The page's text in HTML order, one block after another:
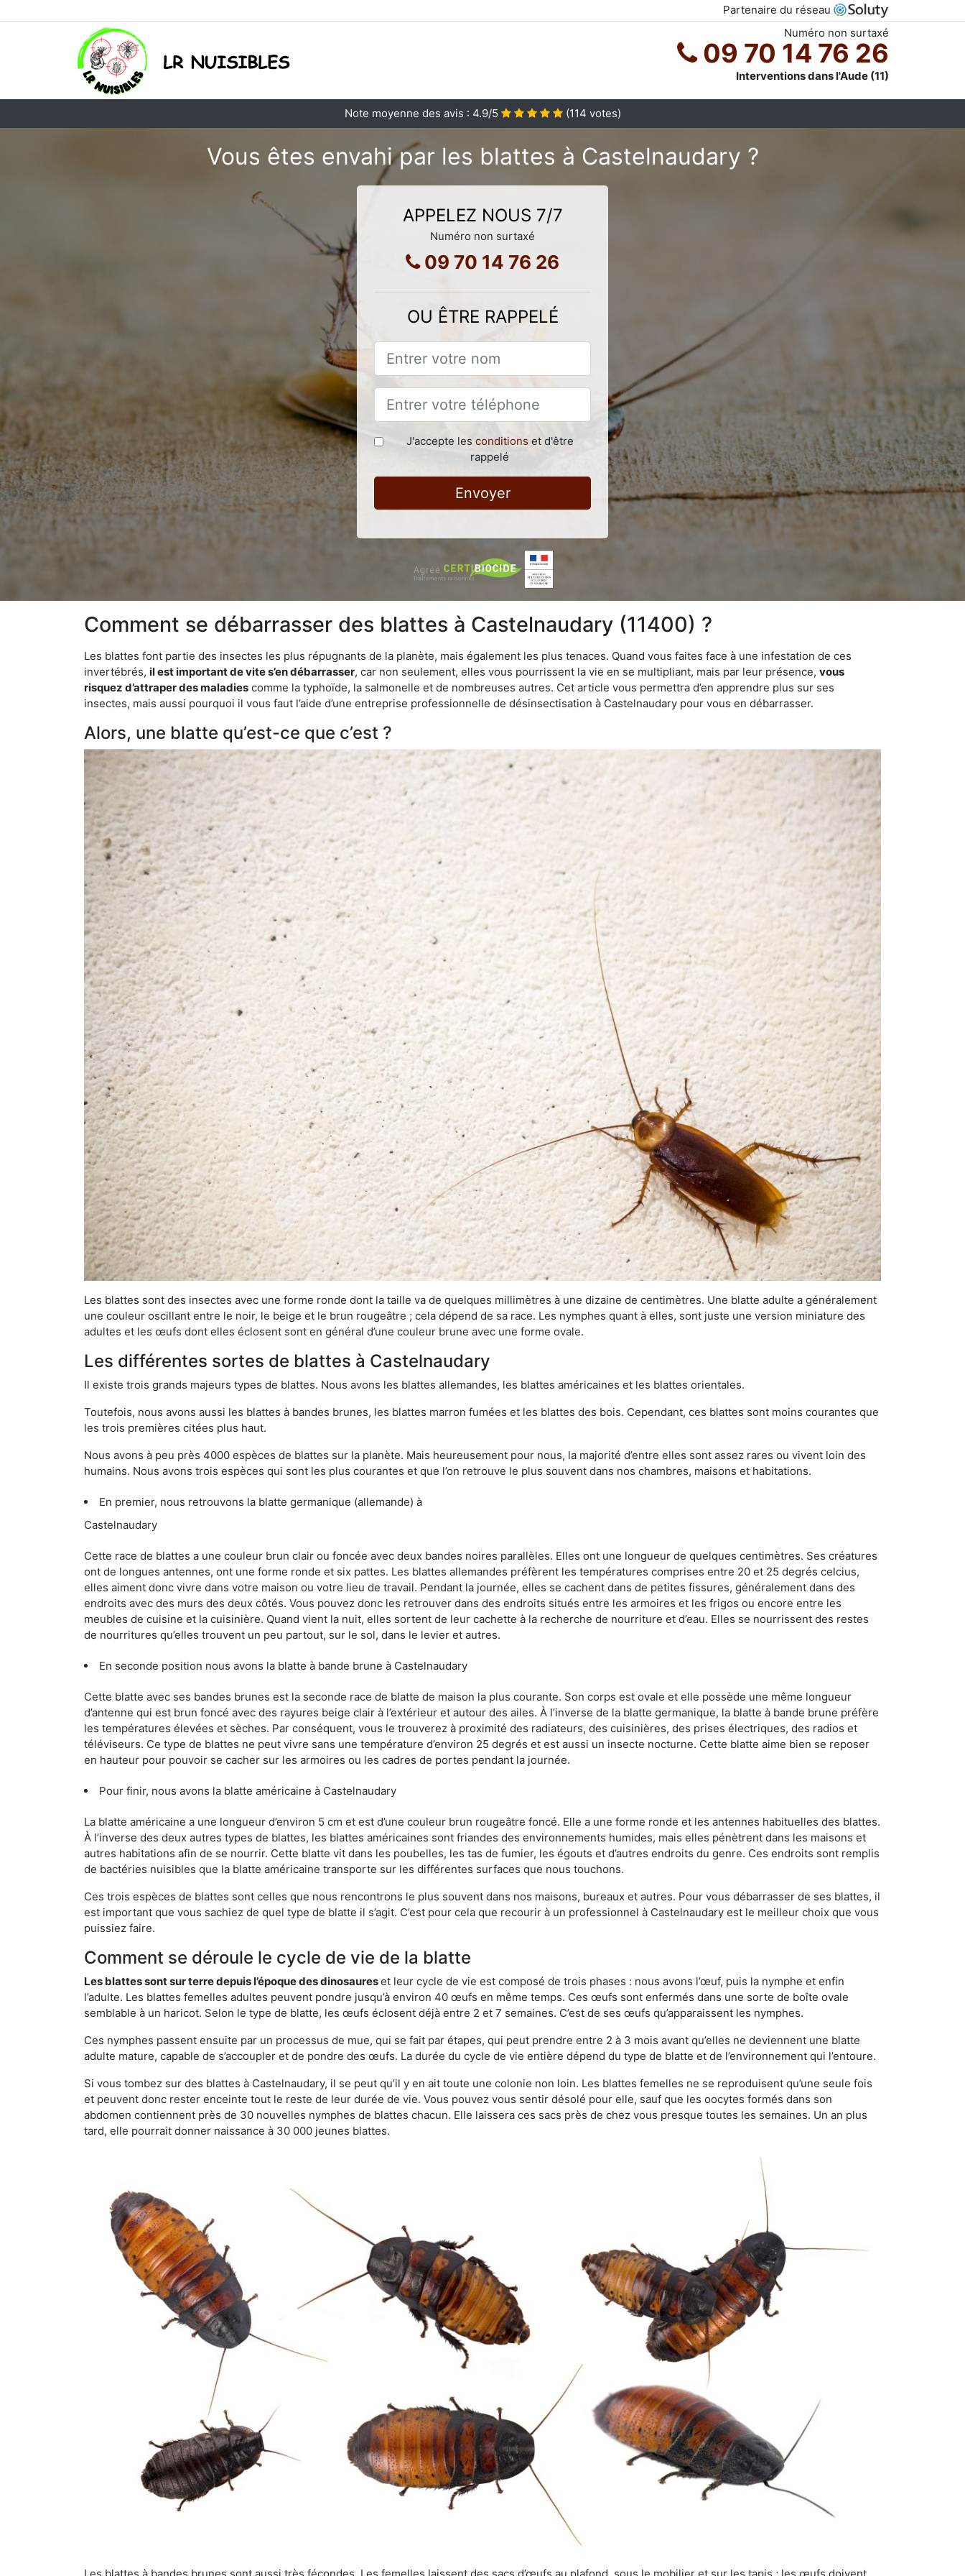
Partenaire du réseau
Numéro non surtaxé
09 70 14 76 26
Interventions dans l'Aude (11)
Note moyenne des avis : 4.9/5 (114 votes)
Vous êtes envahi par les blattes à Castelnaudary ?
APPELEZ NOUS 7/7
Numéro non surtaxé
09 70 14 76 26
OU ÊTRE RAPPELÉ
J'accepte les conditions et d'être
rappelé
Envoyer
Comment se débarrasser des blattes à Castelnaudary (11400) ?
Les blattes font partie des insectes les plus répugnants de la planète, mais également les plus tenaces. Quand vous faites face à une infestation de ces
invertébrés, il est important de vite s’en débarrasser, car non seulement, elles vous pourrissent la vie en se multipliant, mais par leur présence, vous
risquez d’attraper des maladies comme la typhoïde, la salmonelle et de nombreuses autres. Cet article vous permettra d’en apprendre plus sur ses
insectes, mais aussi pourquoi il vous faut l’aide d’une entreprise professionnelle de désinsectisation à Castelnaudary pour vous en débarrasser.
Alors, une blatte qu’est-ce que c’est ?
Les blattes sont des insectes avec une forme ronde dont la taille va de quelques millimètres à une dizaine de centimètres. Une blatte adulte a généralement
une couleur oscillant entre le noir, le beige et le brun rougeâtre ; cela dépend de sa race. Les nymphes quant à elles, sont juste une version miniature des
adultes et les œufs dont elles éclosent sont en général d’une couleur brune avec une forme ovale.
Les différentes sortes de blattes à Castelnaudary
Il existe trois grands majeurs types de blattes. Nous avons les blattes allemandes, les blattes américaines et les blattes orientales.
Toutefois, nous avons aussi les blattes à bandes brunes, les blattes marron fumées et les blattes des bois. Cependant, ces blattes sont moins courantes que
les trois premières citées plus haut.
Nous avons à peu près 4000 espèces de blattes sur la planète. Mais heureusement pour nous, la majorité d’entre elles sont assez rares ou vivent loin des
humains. Nous avons trois espèces qui sont les plus courantes et que l’on retrouve le plus souvent dans nos chambres, maisons et habitations.
En premier, nous retrouvons la blatte germanique (allemande) à
Castelnaudary
Cette race de blattes a une couleur brun clair ou foncée avec deux bandes noires parallèles. Elles ont une longueur de quelques centimètres. Ses créatures
ont de longues antennes, ont une forme ronde et six pattes. Les blattes allemandes préfèrent les températures comprises entre 20 et 25 degrés celcius,
elles aiment donc vivre dans votre maison ou votre lieu de travail. Pendant la journée, elles se cachent dans de petites fissures, généralement dans des
endroits avec des murs des deux côtés. Vous pouvez donc les retrouver dans des endroits situés entre les armoires et les frigos ou encore entre les
meubles de cuisine et la cuisinière. Quand vient la nuit, elles sortent de leur cachette à la recherche de nourriture et d’eau. Elles se nourrissent des restes
de nourritures qu’elles trouvent un peu partout, sur le sol, dans le levier et autres.
En seconde position nous avons la blatte à bande brune à Castelnaudary
Cette blatte avec ses bandes brunes est la seconde race de blatte de maison la plus courante. Son corps est ovale et elle possède une même longueur
d’antenne qui est brun foncé avec des rayures beige clair à l’extérieur et autour des ailes. À l’inverse de la blatte germanique, la blatte à bande brune préfère
les températures élevées et sèches. Par conséquent, vous le trouverez à proximité des radiateurs, des cuisinières, des prises électriques, des radios et
téléviseurs. Ce type de blattes ne peut vivre sans une température d’environ 25 degrés et est aussi un insecte nocturne. Cette blatte aime bien se reposer
en hauteur pour pouvoir se cacher sur les armoires ou les cadres de portes pendant la journée.
Pour finir, nous avons la blatte américaine à Castelnaudary
La blatte américaine a une longueur d’environ 5 cm et est d’une couleur brun rougeâtre foncé. Elle a une forme ronde et les antennes habituelles des blattes.
À l’inverse des deux autres types de blattes, les blattes américaines sont friandes des environnements humides, mais elles pénètrent dans les maisons et
autres habitations afin de se nourrir. Cette blatte vit dans les poubelles, les tas de fumier, les égouts et d’autres endroits du genre. Ces endroits sont remplis
de bactéries nuisibles que la blatte américaine transporte sur les différentes surfaces que nous touchons.
Ces trois espèces de blattes sont celles que nous rencontrons le plus souvent dans nos maisons, bureaux et autres. Pour vous débarrasser de ses blattes, il
est important que vous sachiez de quel type de blatte il s’agit. C’est pour cela que recourir à un professionnel à Castelnaudary est le meilleur choix que vous
puissiez faire.
Comment se déroule le cycle de vie de la blatte
Les blattes sont sur terre depuis l’époque des dinosaureset leur cycle de vie est composé de trois phases : nous avons l’œuf, puis la nymphe et enfin
l’adulte. Les blattes femelles adultes peuvent pondre jusqu’à environ 40 œufs en même temps. Ces œufs sont enfermés dans une sorte de boîte ovale
semblable à un haricot. Selon le type de blatte, les œufs éclosent déjà entre 2 et 7 semaines. C’est de ses œufs qu’apparaissent les nymphes.
Ces nymphes passent ensuite par un processus de mue, qui se fait par étapes, qui peut prendre entre 2 à 3 mois avant qu’elles ne deviennent une blatte
adulte mature, capable de s’accoupler et de pondre des œufs. La durée du cycle de vie entière dépend du type de blatte et de l’environnement qui l’entoure.
Si vous tombez sur des blattes à Castelnaudary, il se peut qu’il y en ait toute une colonie non loin. Les blattes femelles ne se reproduisent qu’une seule fois
et peuvent donc rester enceinte tout le reste de leur durée de vie. Vous pouvez vous sentir désolé pour elle, sauf que les oocytes formés dans son
abdomen contiennent près de 30 nouvelles nymphes de blattes chacun. Elle laissera ces sacs près de chez vous presque toutes les semaines. Un an plus
tard, elle pourrait donner naissance à 30 000 jeunes blattes.